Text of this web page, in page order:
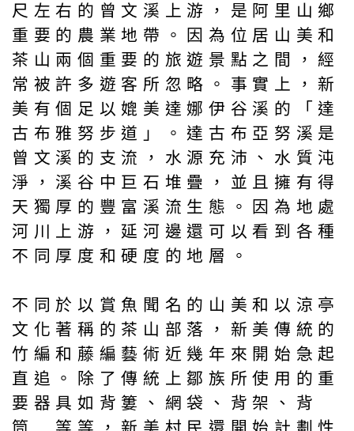
尺左右的曾文溪上游，是阿里山鄉
重要的農業地帶。因為位居山美和
茶山兩個重要的旅遊景點之間，經
常被許多遊客所忽略。事實上，新
美有個足以媲美達娜伊谷溪的「達
古布雅努步道」。達古布亞努溪是
曾文溪的支流，水源充沛、水質沌
淨，溪谷中巨石堆疊，並且擁有得
天獨厚的豐富溪流生態。因為地處
河川上游，延河邊還可以看到各種
不同厚度和硬度的地層。
不同於以賞魚聞名的山美和以涼亭
文化著稱的茶山部落，新美傳統的
竹編和藤編藝術近幾年來開始急起
直追。除了傳統上鄒族所使用的重
要器具如背簍、網袋、背架、背
筒…等等，新美村民還開始計劃性